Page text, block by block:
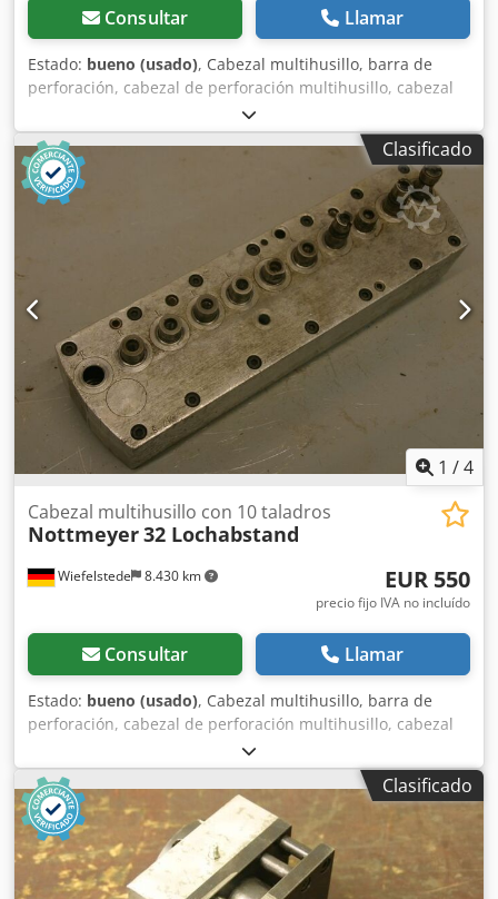
Consultar Llamar
Estado: bueno (usado), Cabezal multihusillo, barra de
perforación, cabezal de perforación multihusillo, cabezal
multihusillo articulado, taladradora de varios husillos,
cabezal de perforación para pasadores, taladradora para
pasadores, sistema de transmisión de perforación
Chjdpfeb A R Rljx Alfea -Cantidad: máx. 1 broca -
Portabrocas: M8 -Dimensiones: 80/80/A150 mm -Peso: 0,8
Clasificado
1 /4
Wiefelstede 8.430 km
Cabezal multihusillo con 10 taladros
Nottmeyer32 Lochabstand
EUR 550
precio fijo IVA no incluído
Consultar Llamar
Estado: bueno (usado), Cabezal multihusillo, barra de
perforación, cabezal de perforación multihusillo, cabezal
multihusillo articulado, taladradora de filas, cabezal de
perforación para espigas, taladradora para espigas, tren
de engranajes para taladrar -Cantidad: máx. 10 taladros -
Portaherramientas: M8 -Giro: alternado, a
derecha/izquierda -Distancia entre taladros: 32 mm -
Dimensiones: 350/95/A85 mm Csdpfxjb A R Rwo Alfeha -
Peso: 8 kg
Clasificado